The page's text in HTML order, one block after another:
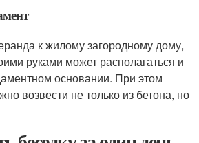
к жилому загородному дому,
руками может располагаться и
основании. При этом
возвести не только из бетона, но